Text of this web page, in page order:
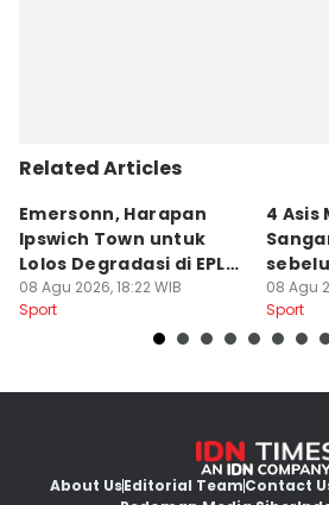
Related Articles
Emersonn, Harapan
Ipswich Town untuk
Lolos Degradasi di EPL
2026/2027
08 Agu 2026, 18:22 WIB
Sport
4 Asis
08 Agu
Sport
About UsEditorial TeamContact